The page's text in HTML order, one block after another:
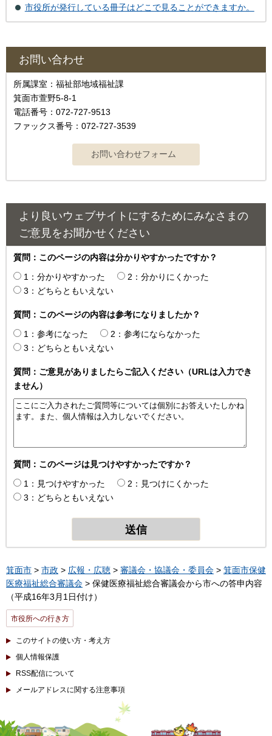
市役所が発行している冊子はどこで見ることができますか。
お問い合わせ
所属課室：福祉部地域福祉課
箕面市萱野5-8-1
電話番号：072-727-9513
ファックス番号：072-727-3539
より良いウェブサイトにするためにみなさまの
ご意見をお聞かせください
質問：このページの内容は分かりやすかったですか？
1：分かりやすかった
2：分かりにくかった
3：どちらともいえない
質問：このページの内容は参考になりましたか？
1：参考になった
2：参考にならなかった
3：どちらともいえない
質問：ご意見がありましたらご記入ください（URLは入力でき
ません）
質問：このページは見つけやすかったですか？
1：見つけやすかった
2：見つけにくかった
3：どちらともいえない
箕面市 > 市政 > 広報・広聴 > 審議会・協議会・委員会 > 箕面市保健
医療福祉総合審議会 > 保健医療福祉総合審議会から市への答申内容
（平成16年3月1日付け）
市役所への行き方
このサイトの使い方・考え方
個人情報保護
RSS配信について
メールアドレスに関する注意事項